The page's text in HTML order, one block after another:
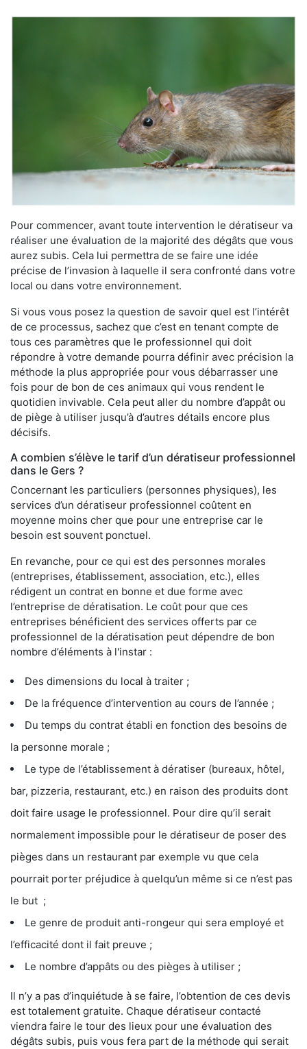
Pour commencer, avant toute intervention le dératiseur va
réaliser une évaluation de la majorité des dégâts que vous
aurez subis. Cela lui permettra de se faire une idée
précise de l’invasion à laquelle il sera confronté dans votre
local ou dans votre environnement.
Si vous vous posez la question de savoir quel est l’intérêt
de ce processus, sachez que c’est en tenant compte de
tous ces paramètres que le professionnel qui doit
répondre à votre demande pourra définir avec précision la
méthode la plus appropriée pour vous débarrasser une
fois pour de bon de ces animaux qui vous rendent le
quotidien invivable. Cela peut aller du nombre d’appât ou
de piège à utiliser jusqu’à d’autres détails encore plus
décisifs.
A combien s’élève le tarif d’un dératiseur professionnel
dans le Gers ?
Concernant les particuliers (personnes physiques), les
services d’un dératiseur professionnel coûtent en
moyenne moins cher que pour une entreprise car le
besoin est souvent ponctuel.
En revanche, pour ce qui est des personnes morales
(entreprises, établissement, association, etc.), elles
rédigent un contrat en bonne et due forme avec
l’entreprise de dératisation. Le coût pour que ces
entreprises bénéficient des services offerts par ce
professionnel de la dératisation peut dépendre de bon
nombre d’éléments à l'instar :
Des dimensions du local à traiter ;
De la fréquence d’intervention au cours de l’année ;
Du temps du contrat établi en fonction des besoins de
la personne morale ;
Le type de l’établissement à dératiser (bureaux, hôtel,
bar, pizzeria, restaurant, etc.) en raison des produits dont
doit faire usage le professionnel. Pour dire qu’il serait
normalement impossible pour le dératiseur de poser des
pièges dans un restaurant par exemple vu que cela
pourrait porter préjudice à quelqu’un même si ce n’est pas
le but ;
Le genre de produit anti-rongeur qui sera employé et
l’efficacité dont il fait preuve ;
Le nombre d’appâts ou des pièges à utiliser ;
Il n’y a pas d’inquiétude à se faire, l’obtention de ces devis
est totalement gratuite. Chaque dératiseur contacté
viendra faire le tour des lieux pour une évaluation des
dégâts subis, puis vous fera part de la méthode qui serait